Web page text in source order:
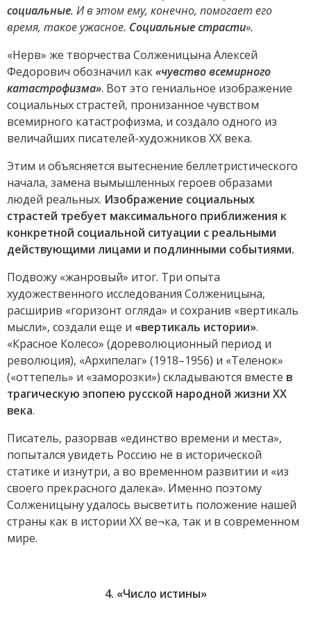
социальные. И в этом ему, конечно, помогает его
время, такое ужасное. Социальные страсти».
«Нерв» же творчества Солженицына Алексей
Федорович обозначил как«чувство всемирного
катастрофизма». Вот это гениальное изображение
социальных страстей, пронизанное чувством
всемирного катастрофизма, и создало одного из
величайших писателей-художников ХХ века.
Этим и объясняется вытеснение беллетристического
начала, замена вымышленных героев образами
людей реальных. Изображение социальных
страстей требует максимального приближения к
конкретной социальной ситуации с реальными
действующими лицами и подлинными событиями.
Подвожу «жанровый» итог. Три опыта
художественного исследования Солженицына,
расширив «горизонт огляда» и сохранив «вертикаль
мысли», создали еще и «вертикаль истории».
«Красное Колесо» (дореволюционный период и
революция), «Архипелаг» (1918–1956) и «Теленок»
(«оттепель» и «заморозки») складываются вместе в
трагическую эпопею русской народной жизни XX
века.
Писатель, разорвав «единство времени и места»,
попытался увидеть Россию не в исторической
статике и изнутри, а во временном развитии и «из
своего прекрасного далека». Именно поэтому
Солженицыну удалось высветить положение нашей
страны как в истории XX ве¬ка, так и в современном
мире.
4. «Число истины»